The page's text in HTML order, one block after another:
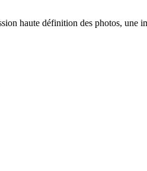
haute définition des photos, une